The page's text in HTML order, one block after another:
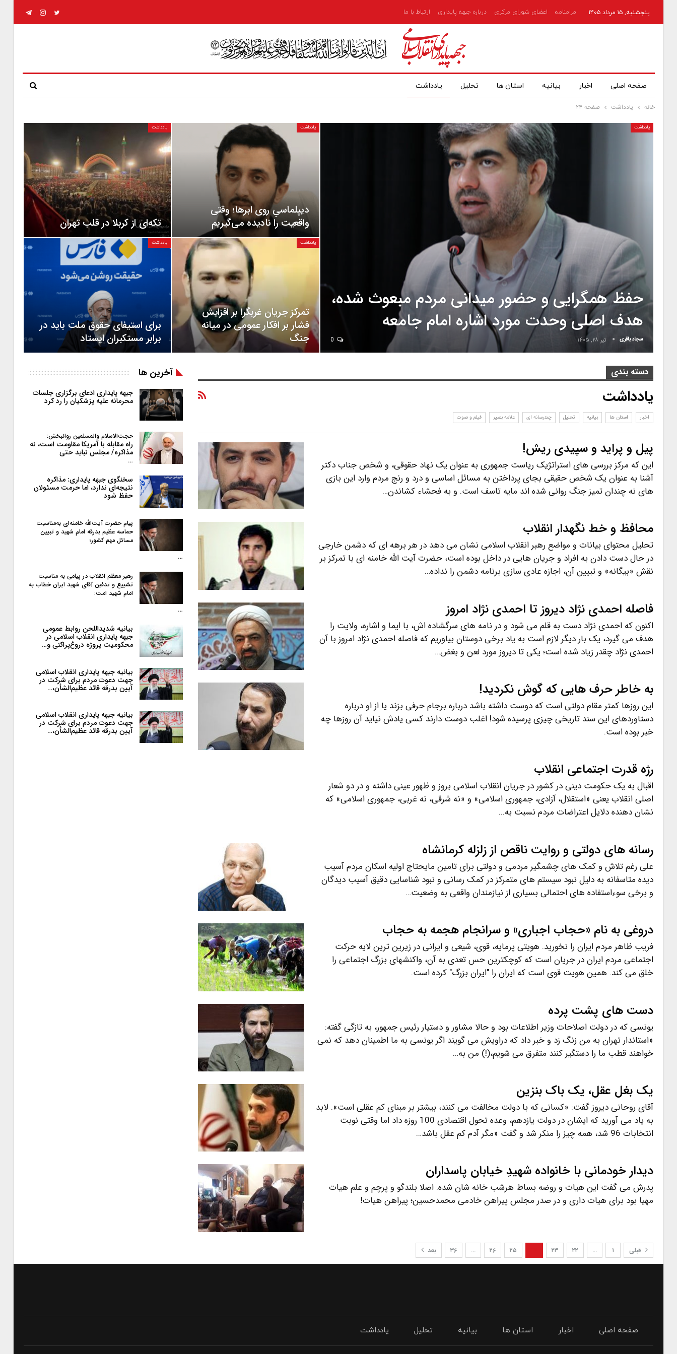
پنجشنبه, ۱۵ مرداد ۱۴۰۵ مرامنامه اعضای شورای مرکزی درباره جبهه پایداری ارتباط با ما
صفحه اصلی اخبار بیانیه استان ها تحلیل یادداشت
خانه یادداشت صفحه ۲۴
یادداشت
حفظ همگرایی و حضور میدانی مردم مبعوث شده،
هدف اصلی وحدت مورد اشاره امام جامعه
سجاد باقری تیر ۲۸, ۱۴۰۵
یادداشت
دیپلماسیِ روی ابرها؛ وقتی
واقعیت را نادیده می‌گیریم
یادداشت
تکه‌ای از کربلا در قلب تهران
یادداشت
تمرکز جریان غربگرا بر افزایش
فشار بر افکار عمومی در میانه
جنگ
یادداشت
برای استیفای حقوق ملت باید در
برابر مستکبران ایستاد
دسته بندی
یادداشت
اخبار استان ها بیانیه تحلیل چندرسانه ای علامه بصیر فیلم و صوت
پیل و پراید و سپیدی ریش!
این که مرکز بررسی های استراتژیک ریاست جمهوری به عنوان یک نهاد حقوقی، و شخص جناب دکتر
آشنا به عنوان یک شخص حقیقی بجای پرداختن به مسائل اساسی و درد و رنج مردم وارد این بازی
های نه چندان تمیز جنگ روانی شده اند مایه تاسف است. و به فحشاء کشاندن…
محافظ و خط نگهدار انقلاب
تحلیل محتوای بیانات و مواضع رهبر انقلاب اسلامی نشان می دهد در هر برهه ای که دشمن خارجی
در حال دست دادن به افراد و جریان هایی در داخل بوده است، حضرت آیت الله خامنه ای با تمرکز بر
نقش «بیگانه» و تبیین آن، اجازه عادی سازی برنامه دشمن را نداده…
فاصله احمدی نژاد دیروز تا احمدی نژاد امروز
اکنون که احمدی نژاد دست به قلم می شود و در نامه های سرگشاده اش، با ایما و اشاره، ولایت را
هدف می گیرد، یک بار دیگر لازم است به یاد برخی دوستان بیاوریم که فاصله احمدی نژاد امروز با آن
احمدی نژاد چقدر زیاد شده است؛ یکی تا دیروز مورد لعن و بغض…
به خاطر حرف هایی که گوش نکردید!
این روزها کمتر مقام دولتی است که دوست داشته باشد درباره برجام حرفی بزند یا از او درباره
دستاوردهای این سند تاریخی چیزی پرسیده شود! اغلب دوست دارند کسی یادش نیاید آن روزها چه
خبر بوده است.
رژه قدرت اجتماعی انقلاب
اقبال به یک حکومت دینی در کشور در جریان انقلاب اسلامی بروز و ظهور عینی داشته و در دو شعار
اصلی انقلاب یعنی «استقلال، آزادی، جمهوری اسلامی» و «نه شرقی، نه غربی، جمهوری اسلامی» که
نشان دهنده دلایل اعتراضات مردم نسبت به...
رسانه های دولتی و روایت ناقص از زلزله کرمانشاه
علی رغم تلاش و کمک های چشمگیر مردمی و دولتی برای تامین مایحتاج اولیه اسکان مردم آسیب
دیده متاسفانه به دلیل نبود سیستم های متمرکز در کمک رسانی و نبود شناسایی دقیق آسیب دیدگان
و برخی سوءاستفاده های احتمالی بسیاری از نیازمندان واقعی به وضعیت…
دروغی به نام «حجاب اجباری» و سرانجام هجمه به حجاب
فریب ظاهر مردم ایران را نخورید. هویتی پرمایه، قوی، شیعی و ایرانی در زیرین ترین لایه حرکت
اجتماعی مردم ایران در جریان است که کوچکترین حس تعدی به آن، واکنشهای بزرگ اجتماعی را
خلق می کند. همین هویت قوی است که ایران را "ایران بزرگ" کرده است.
دست های پشت پرده
یونسی که در دولت اصلاحات وزیر اطلاعات بود و حالا مشاور و دستیار رئیس جمهور، به تازگی گفته:
«استاندار تهران به من زنگ زد و خبر داد که دراویش می گویند اگر یونسی به ما اطمینان دهد که نمی
خواهند قطب ما را دستگیر کنند متفرق می شویم،(!) من به…
یک بغل عقل، یک باک بنزین
آقای روحانی دیروز گفت: «کسانی که با دولت مخالفت می کنند، بیشتر بر مبنای کم عقلی است». لابد
به یاد می آورید که ایشان در دولت یازدهم، وعده تحول اقتصادی 100 روزه داد اما وقتی نوبت
انتخابات 96 شد، همه چیز را منکر شد و گفت «مگر آدم کم عقل باشد…
دیدار خودمانی با خانواده شهیدِ خیابان پاسداران
پدرش می گفت این هیات و روضه بساط هرشب خانه شان شده. اصلا بلندگو و پرچم و علم هیات
مهیا بود برای هیات داری و در صدر مجلس پیراهن خادمی محمدحسین؛ پیراهن هیات!
قبلی ۱ … ۲۲ ۲۳ ۲۵ ۲۶ … ۳۶ بعد
آخرین ها
جبهه پایداری ادعای برگزاری جلسات
محرمانه علیه پزشکیان را رد کرد
حجت‌الاسلام والمسلمین روانبخش:
راه مقابله با آمریکا مقاومت است، نه
مذاکره/ مجلس نباید حتی
…
سخنگوی جبهه پایداری: مذاکره
نتیجه‌ای ندارد، اما حرمت مسئولان
حفظ شود
پیام حضرت آیت‌الله خامنه‌ای به‌مناسبت
حماسه عظیم بدرقه امام شهید و تبیین
مسائل مهم کشور؛
…
رهبر معظم انقلاب در پیامی به‌ مناسبت
تشییع و تدفین آقای شهید ایران خطاب به
امام شهید امت:
…
بیانیه شدیداللحن روابط عمومی
جبهه پایداری انقلاب اسلامی در
محکومیت پروژه دروغ‌پراکنی و…
بیانیه جبهه پایداری انقلاب اسلامی
جهت دعوت مردم برای شرکت در
آیین بدرقه قائد عظیم‌الشأن،…
بیانیه جبهه پایداری انقلاب اسلامی
جهت دعوت مردم برای شرکت در
آیین بدرقه قائد عظیم‌الشأن،…
صفحه اصلی اخبار استان ها بیانیه تحلیل یادداشت